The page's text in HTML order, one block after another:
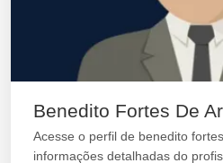
Benedito Fortes De
Acesse o perfil de benedito
informações detalhadas do